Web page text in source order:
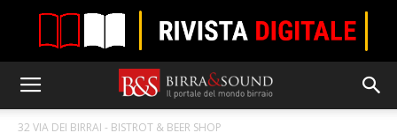
32 VIA DEI BIRRAI - BISTROT & BEER SHOP